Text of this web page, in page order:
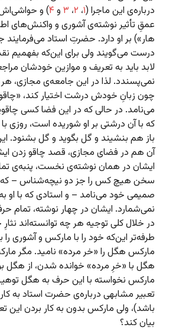
درباره‌ی این ماجرا (۱، ۲، ۳ و ۴) و حواشی‌اش
عمقِ تأثیر نوشته‌ی آشوری و واکنش‌های
هار») بر او دارد. حضرتِ استاد می‌فرمایند
درست می‌گویند ولی برای این‌که
لابد باید به تعریف و موازین خودشان
نمی‌پسندد. لذا در این جامعه‌ی مجازی،
چون زبانِ خودش درشت اختیار کند،
می‌نامد. در حالی که در این فضا کسی
که با آن درشتی بر او شوریده است، روزی
باز هم بنشیند و گل بگوید و گل بشنود.
آن هم در فضای مجازی، قصد چاقو زدن
ایشان در همان نوشته‌ی نخست، پنبه‌ی
سخن هیچ کس را جز دو نیچه‌شناس – که
صمیمی خود می‌نامد – و استادی که با
نمی‌شمارد. ایشان در چهار نوشته، تمام
در خلال کلی توجیه هر چه توانسته‌اند
طرفه‌تر این‌که خود را با مارکس و آشوری
مارکس هگل را «خر مرده» نامید. مگر
هگل با «خرِ مرده»‌ خوانده شدن، از هگل
مارکس نخواسته با این حرف به هگل
تعبیر مشابهی درباره‌ی حضرت استاد به
باشد)، ولی مارکس بدون به کار بردن این
بیان کند؟